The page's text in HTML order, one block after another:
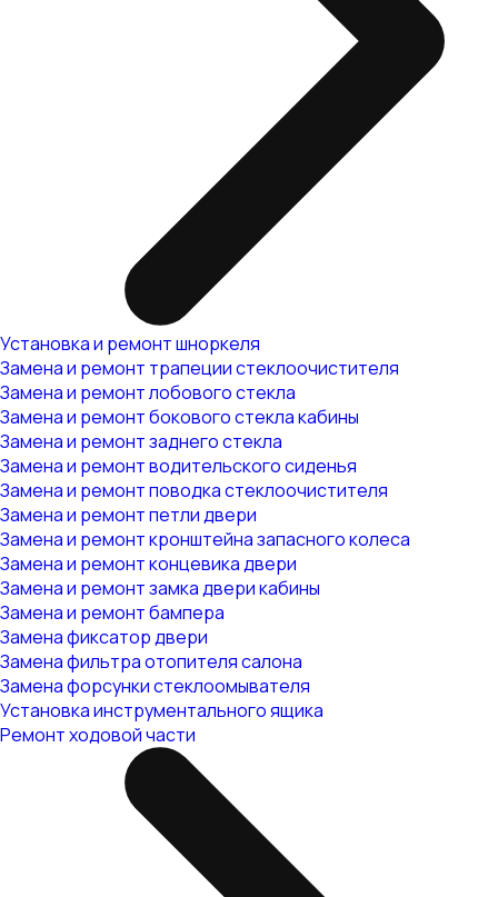
Установка и ремонт шноркеля
Замена и ремонт трапеции стеклоочистителя
Замена и ремонт лобового стекла
Замена и ремонт бокового стекла кабины
Замена и ремонт заднего стекла
Замена и ремонт водительского сиденья
Замена и ремонт поводка стеклоочистителя
Замена и ремонт петли двери
Замена и ремонт кронштейна запасного колеса
Замена и ремонт концевика двери
Замена и ремонт замка двери кабины
Замена и ремонт бампера
Замена фиксатор двери
Замена фильтра отопителя салона
Замена форсунки стеклоомывателя
Установка инструментального ящика
Ремонт ходовой части